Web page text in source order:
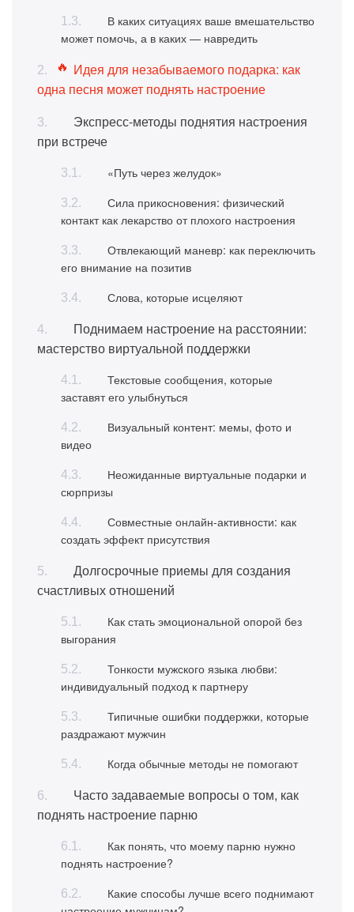
В каких ситуациях ваше вмешательство
может помочь, а в каких — навредить
Идея для незабываемого подарка: как
одна песня может поднять настроение
Экспресс-методы поднятия настроения
при встрече
«Путь через желудок»
Сила прикосновения: физический
контакт как лекарство от плохого настроения
Отвлекающий маневр: как переключить
его внимание на позитив
Слова, которые исцеляют
Поднимаем настроение на расстоянии:
мастерство виртуальной поддержки
Текстовые сообщения, которые
заставят его улыбнуться
Визуальный контент: мемы, фото и
видео
Неожиданные виртуальные подарки и
сюрпризы
Совместные онлайн-активности: как
создать эффект присутствия
Долгосрочные приемы для создания
счастливых отношений
Как стать эмоциональной опорой без
выгорания
Тонкости мужского языка любви:
индивидуальный подход к партнеру
Типичные ошибки поддержки, которые
раздражают мужчин
Когда обычные методы не помогают
Часто задаваемые вопросы о том, как
поднять настроение парню
Как понять, что моему парню нужно
поднять настроение?
Какие способы лучше всего поднимают